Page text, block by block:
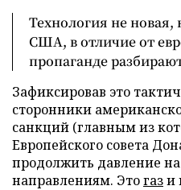
Технология не новая,
США, в отличие от
пропаганде
Зафиксировав это
сторонники
санкций (главным из
Европейского совета
продолжить давление
направлениям. Этогази